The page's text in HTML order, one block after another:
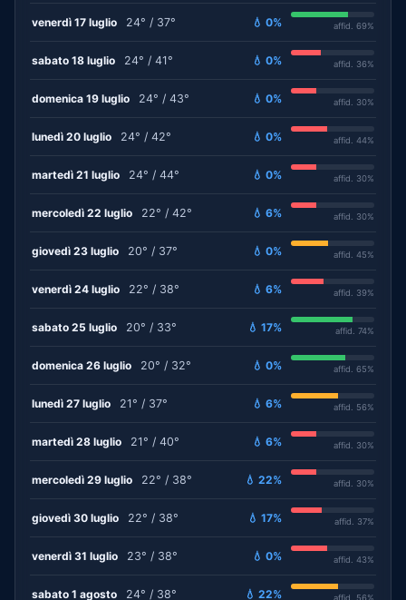
venerdì 17 luglio 24° / 37° 💧 0% affid. 69%
sabato 18 luglio 24° / 41° 💧 0% affid. 36%
domenica 19 luglio 24° / 43° 💧 0% affid. 30%
lunedì 20 luglio 24° / 42° 💧 0% affid. 44%
martedì 21 luglio 24° / 44° 💧 0% affid. 30%
mercoledì 22 luglio 22° / 42° 💧 6% affid. 30%
giovedì 23 luglio 20° / 37° 💧 0% affid. 45%
venerdì 24 luglio 22° / 38° 💧 6% affid. 39%
sabato 25 luglio 20° / 33° 💧 17% affid. 74%
domenica 26 luglio 20° / 32° 💧 0% affid. 65%
lunedì 27 luglio 21° / 37° 💧 6% affid. 56%
martedì 28 luglio 21° / 40° 💧 6% affid. 30%
mercoledì 29 luglio 22° / 38° 💧 22% affid. 30%
giovedì 30 luglio 22° / 38° 💧 17% affid. 37%
venerdì 31 luglio 23° / 38° 💧 0% affid. 43%
sabato 1 agosto 24° / 38° 💧 22% affid. 56%